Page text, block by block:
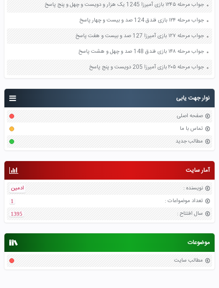
نوار جهت یابی
صفحه اصلی
تماس با ما
مطالب جدید
آمار سایت
نویسنده :
ادمین
تعداد موضواعات :
1
سال افتتاح :
1395
موضوعات
مطالب سایت
جواب مرحله ۱۲۴۵ بازی آمیرزا 1245 یک هزار و دویست و چهل و پنج پاسخ
جواب مرحله ۱۲۴ بازی فندق 124 صد و بیست و چهار پاسخ
جواب مرحله ۱۲۷ بازی آمیرزا 127 صد و بیست و هفت پاسخ
جواب مرحله ۱۴۸ بازی فندق 148 صد و چهل و هشت پاسخ
جواب مرحله ۲۰۵ بازی آمیرزا 205 دویست و پنج پاسخ